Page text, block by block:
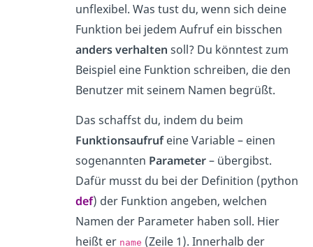
unflexibel. Was tust du, wenn sich deine
Funktion bei jedem Aufruf ein bisschen
anders verhalten soll? Du könntest zum
Beispiel eine Funktion schreiben, die den
Benutzer mit seinem Namen begrüßt.
Das schaffst du, indem du beim
Funktionsaufrufeine Variable – einen
sogenannten Parameter– übergibst.
Dafür musst du bei der Definition (python
def) der Funktion angeben, welchen
Namen der Parameter haben soll. Hier
heißt er name (Zeile 1). Innerhalb der